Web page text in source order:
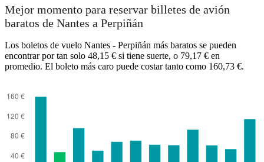
Mejor momento para reservar billetes de avión
baratos de Nantes a Perpiñán
Los boletos de vuelo Nantes - Perpiñán más baratos se pueden
encontrar por tan solo 48,15 € si tiene suerte, o 79,17 € en
promedio. El boleto más caro puede costar tanto como 160,73 €.